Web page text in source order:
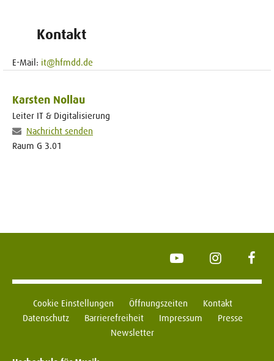
Kontakt
E-Mail: it@hfmdd.de
Karsten Nollau
Leiter IT & Digitalisierung
Nachricht senden
Raum G 3.01
YouTube Instagram
Cookie Einstellungen Öffnungszeiten
Kontakt
Datenschutz
Barrierefreiheit Impressum
Presse
Newsletter